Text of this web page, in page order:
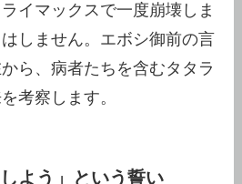
イマックスで一度崩壊しま
しません。エボシ御前の言
ら、病者たちを含むタタラ
考察します。
よう」という誓い